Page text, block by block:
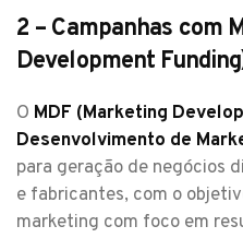
2 – Campanhas com
Development
O MDF (Marketing
Desenvolvimento de
para geração de negócios
e fabricantes, com o
marketing com foco em